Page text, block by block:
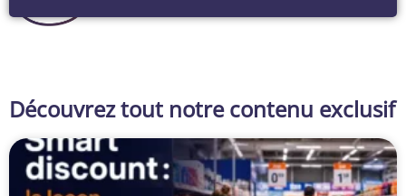
Découvrez tout notre contenu exclusif